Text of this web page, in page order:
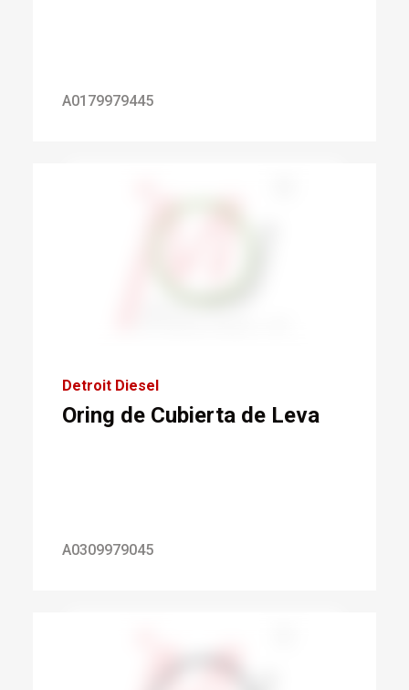
A0179979445
Detroit Diesel
Oring de Cubierta de Leva
A0309979045